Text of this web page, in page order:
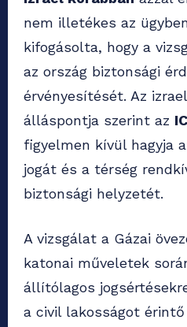
nem illetékes az
kifogásolta, hogy a
az ország biztonsági
érvényesítését. Az
álláspontja szerint az
figyelmen kívül hagyja
jogát és a térség
biztonsági helyzetét.
A vizsgálat a Gázai
katonai műveletek
állítólagos
a civil lakosságot